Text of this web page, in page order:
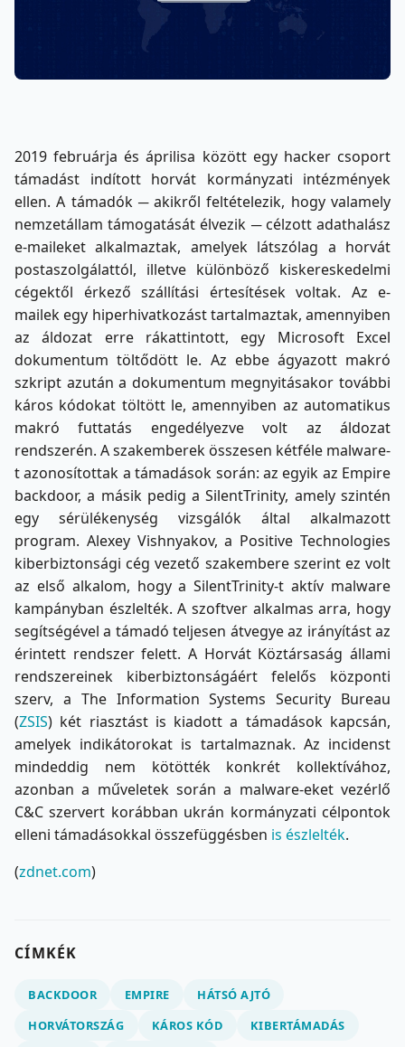
2019 februárja és áprilisa között egy hacker csoport
támadást indított horvát kormányzati intézmények
ellen. A támadók ─ akikről feltételezik, hogy valamely
nemzetállam támogatását élvezik ─ célzott adathalász
e-maileket alkalmaztak, amelyek látszólag a horvát
postaszolgálattól, illetve különböző kiskereskedelmi
cégektől érkező szállítási értesítések voltak. Az e-
mailek egy hiperhivatkozást tartalmaztak, amennyiben
az áldozat erre rákattintott, egy Microsoft Excel
dokumentum töltődött le. Az ebbe ágyazott makró
szkript azután a dokumentum megnyitásakor további
káros kódokat töltött le, amennyiben az automatikus
makró futtatás engedélyezve volt az áldozat
rendszerén. A szakemberek összesen kétféle malware-
t azonosítottak a támadások során: az egyik az Empire
backdoor, a másik pedig a SilentTrinity, amely szintén
egy sérülékenység vizsgálók által alkalmazott
program. Alexey Vishnyakov, a Positive Technologies
kiberbiztonsági cég vezető szakembere szerint ez volt
az első alkalom, hogy a SilentTrinity-t aktív malware
kampányban észlelték. A szoftver alkalmas arra, hogy
segítségével a támadó teljesen átvegye az irányítást az
érintett rendszer felett. A Horvát Köztársaság állami
rendszereinek kiberbiztonságáért felelős központi
szerv, a The Information Systems Security Bureau
(ZSIS) két riasztást is kiadott a támadások kapcsán,
amelyek indikátorokat is tartalmaznak. Az incidenst
mindeddig nem kötötték konkrét kollektívához,
azonban a műveletek során a malware-eket vezérlő
C&C szervert korábban ukrán kormányzati célpontok
elleni támadásokkal összefüggésben is észlelték.
(zdnet.com)
CÍMKÉK
BACKDOOR EMPIRE
HÁTSÓ AJTÓ
HORVÁTORSZÁG
KÁROS KÓD
KIBERTÁMADÁS